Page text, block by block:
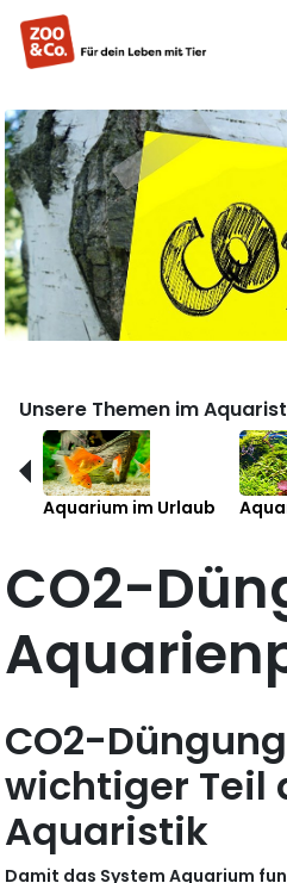
Unsere Themen im
Aquarium im Urlaub
CO2-
CO2-
wichtiger Teil
Aquaristik
Damit das System Aquarium